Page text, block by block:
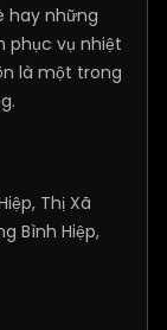
hay những
phục vụ nhiệt
là một trong
Thị Xã
Bình Hiệp,